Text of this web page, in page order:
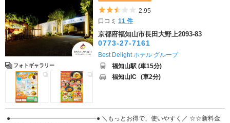
フォトギャラリー
5つ星のうち2.5
2.95
口コミ11 件
京都府福知山市長田大野上2093-83
0773-27-7161
Best Delight ホテル グループ
福知山駅 (車15分)
福知山IC (車2分)
●━━━━━━━━━━━━━━● ＼もっとお得で、使いやすく／ ☆☆新料金